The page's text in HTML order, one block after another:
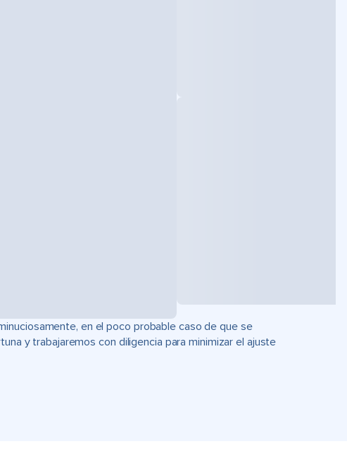
en el poco probable caso de que se
y trabajaremos con diligencia para minimizar el ajuste